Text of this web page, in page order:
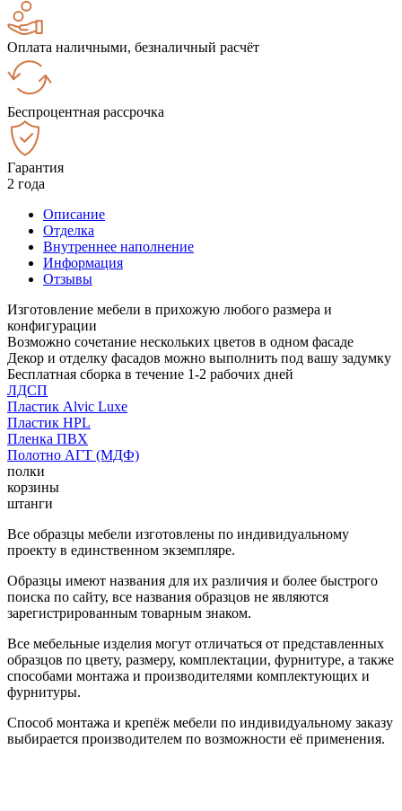
Оплата наличными, безналичный расчёт
Беспроцентная рассрочка
Гарантия
2 года
Описание
Отделка
Внутреннее наполнение
Информация
Отзывы
Изготовление мебели в прихожую любого размера и
конфигурации
Возможно сочетание нескольких цветов в одном фасаде
Декор и отделку фасадов можно выполнить под вашу задумку
Бесплатная сборка в течение 1-2 рабочих дней
ЛДСП
Пластик Alvic Luxe
Пластик HPL
Пленка ПВХ
Полотно АГТ (МДФ)
полки
корзины
штанги
Все образцы мебели изготовлены по индивидуальному
проекту в единственном экземпляре.
Образцы имеют названия для их различия и более быстрого
поиска по сайту, все названия образцов не являются
зарегистрированным товарным знаком.
Все мебельные изделия могут отличаться от представленных
образцов по цвету, размеру, комплектации, фурнитуре, а также
способами монтажа и производителями комплектующих и
фурнитуры.
Способ монтажа и крепёж мебели по индивидуальному заказу
выбирается производителем по возможности её применения.